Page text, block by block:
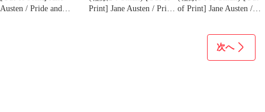
Austen / Pride and
Print] Jane Austen / Pride of Print] Jane Austen /
in Bloom] - 高慢と偏見
次へ